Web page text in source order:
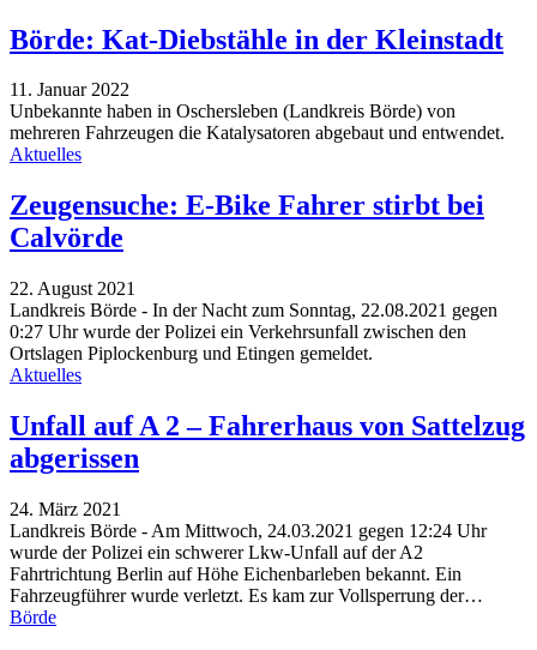
Börde: Kat-Diebstähle in der Kleinstadt
11. Januar 2022
Unbekannte haben in Oschersleben (Landkreis Börde) von
mehreren Fahrzeugen die Katalysatoren abgebaut und entwendet.
Aktuelles
Zeugensuche: E-Bike Fahrer stirbt bei
Calvörde
22. August 2021
Landkreis Börde - In der Nacht zum Sonntag, 22.08.2021 gegen
0:27 Uhr wurde der Polizei ein Verkehrsunfall zwischen den
Ortslagen Piplockenburg und Etingen gemeldet.
Aktuelles
Unfall auf A 2 – Fahrerhaus von Sattelzug
abgerissen
24. März 2021
Landkreis Börde - Am Mittwoch, 24.03.2021 gegen 12:24 Uhr
wurde der Polizei ein schwerer Lkw-Unfall auf der A2
Fahrtrichtung Berlin auf Höhe Eichenbarleben bekannt. Ein
Fahrzeugführer wurde verletzt. Es kam zur Vollsperrung der…
Börde